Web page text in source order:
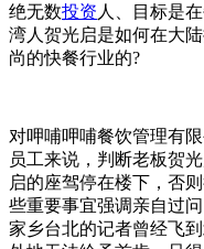
绝无数投资 人、目标是
湾人贺光启是如何在大
尚的快餐行业的?
对呷哺呷哺餐饮管理有
员工来说，判断老板贺
启的座驾停在楼下，否
些重要事宜强调亲自过
家乡台北的记者曾经飞